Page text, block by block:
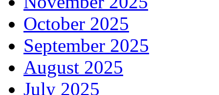
October 2025
September 2025
August 2025
July 2025